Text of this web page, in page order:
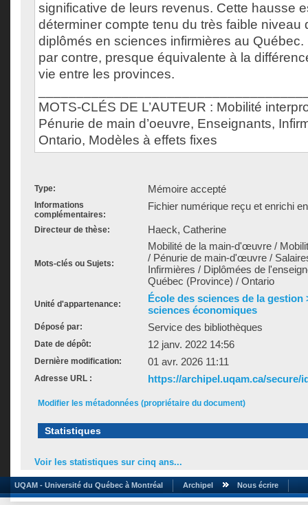
significative de leurs revenus. Cette hausse
déterminer compte tenu du très faible niveau
diplômés en sciences infirmières au
par contre, presque équivalente à la
vie entre les provinces.
MOTS-CLÉS DE L’AUTEUR : Mobilité
Pénurie de main d’oeuvre, Enseignants,
Ontario, Modèles à effets fixes
Type: Mémoire accepté
Informations
complémentaires:
Fichier numérique reçu et enrichi
Directeur de thèse: Haeck, Catherine
Mots-clés ou Sujets:
Mobilité de la main-d'œuvre /
/ Pénurie de main-d'œuvre /
Infirmières / Diplômées de
Québec (Province) / Ontario
Unité d'appartenance:
École des sciences de la gestion
sciences économiques
Déposé par: Service des bibliothèques
Date de dépôt: 12 janv. 2022 14:56
Dernière modification: 01 avr. 2026 11:11
Adresse URL : https://archipel.uqam.ca/secure/
Modifier les métadonnées (propriétaire du document)
Statistiques
Voir les statistiques sur cinq ans...
UQAM - Université du Québec à Montréal Archipel Nous écrire